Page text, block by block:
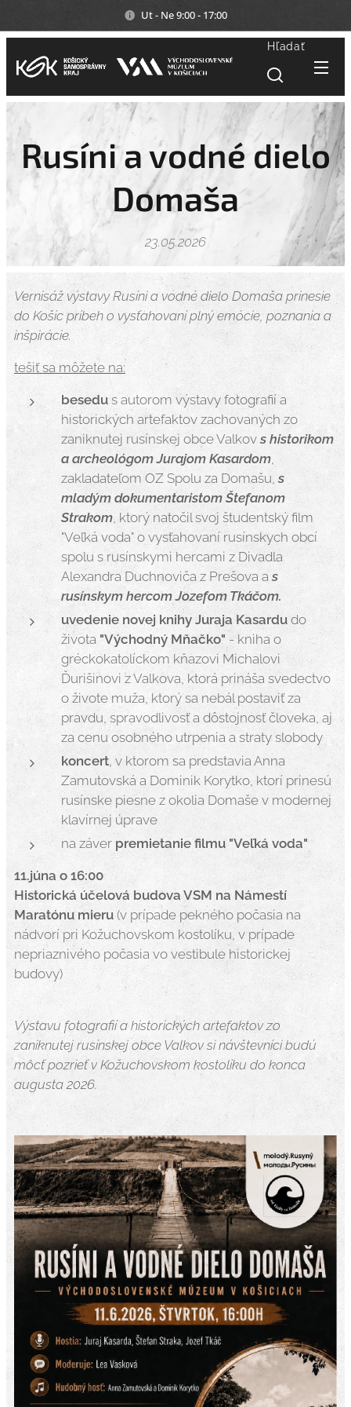
Ut - Ne 9:00 - 17:00
Hľadať
Rusíni a vodné dielo
Domaša
23.05.2026
Vernisáž výstavy Rusíni a vodné dielo Domaša prinesie
do Košíc príbeh o vysťahovaní plný emócie, poznania a
inšpirácie.
tešiť sa môžete na:
besedu s autorom výstavy fotografií a
historických artefaktov zachovaných zo
zaniknutej rusínskej obce Valkovs historikom
a archeológom Jurajom Kasardom,
zakladateľom OZ Spolu za Domašu,s
mladým dokumentaristom Štefanom
Strakom, ktorý natočil svoj študentský film
"Veľká voda" o vysťahovaní rusínskych obcí
spolu s rusínskymi hercami z Divadla
Alexandra Duchnoviča z Prešova as
rusínskym hercom Jozefom Tkáčom.
uvedenie novej knihy Juraja Kasardu do
života "Východný Mňačko" - kniha o
gréckokatolíckom kňazovi Michalovi
Ďurišinovi z Valkova, ktorá prináša svedectvo
o živote muža, ktorý sa nebál postaviť za
pravdu, spravodlivosť a dôstojnosť človeka, aj
za cenu osobného utrpenia a straty slobody
koncert, v ktorom sa predstavia Anna
Zamutovská a Dominik Korytko, ktorí prinesú
rusínske piesne z okolia Domaše v modernej
klavírnej úprave
na záver premietanie filmu "Veľká voda"
11.júna o 16:00
Historická účelová budova VSM na Námestí
Maratónu mieru (v prípade pekného počasia na
nádvorí pri Kožuchovskom kostolíku, v prípade
nepriaznivého počasia vo vestibule historickej
budovy)
Výstavu fotografií a historických artefaktov zo
zaniknutej rusínskej obce Valkov si návštevníci budú
môcť pozrieť v Kožuchovskom kostolíku do konca
augusta 2026.